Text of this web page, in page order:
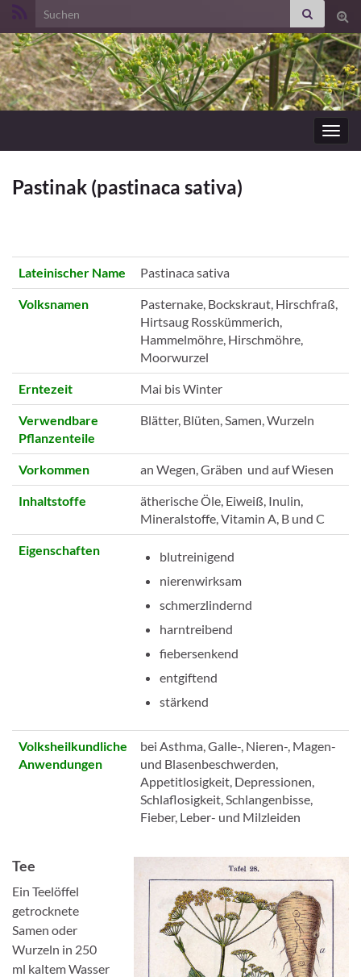
Search for:
Pastinak (pastinaca sativa)
Lateinischer Name Pastinaca sativa
Volksnamen
Pasternake, Bockskraut, Hirschfraß,
Hirtsaug Rosskümmerich,
Hammelmöhre, Hirschmöhre,
Moorwurzel
Erntezeit Mai bis Winter
Verwendbare
Pflanzenteile
Blätter, Blüten, Samen, Wurzeln
Vorkommen an Wegen, Gräben und auf Wiesen
Inhaltstoffe
ätherische Öle, Eiweiß, Inulin,
Mineralstoffe, Vitamin A, B und C
Eigenschaften
blutreinigend
nierenwirksam
schmerzlindernd
harntreibend
fiebersenkend
entgiftend
stärkend
Volksheilkundliche
Anwendungen
bei Asthma, Galle-, Nieren-, Magen-
und Blasenbeschwerden,
Appetitlosigkeit, Depressionen,
Schlaflosigkeit, Schlangenbisse,
Fieber, Leber- und Milzleiden
Tee
Ein Teelöffel
getrocknete
Samen oder
Wurzeln in 250
ml kaltem Wasser